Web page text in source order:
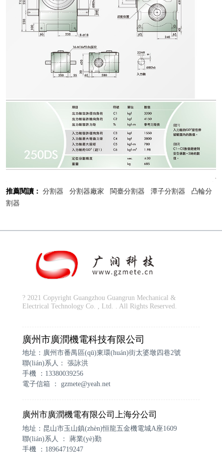
推薦閱讀： 分割器 分割器廠家 閩臺分割器 潭子分割器
凸輪分
割器
? 2021 Copyright Guangzhou Guangrun Mechanical &
Electrical Technology Co. , Ltd. . All Rights Reserved.
廣州市廣潤機電科技有限公司
地址：廣州市番禺區(qū)東環(huán)街太婆墩四巷2號
聯(lián)系人： 張詠洪
手機 ：13380039256
電子信箱 ： gzmete@yeah.net
廣州市廣潤機電有限公司上海分公司
地址：昆山市玉山鎮(zhèn)恒龍五金機電城A座1609
聯(lián)系人 ： 蔣業(yè)勤
手機 ：18964719247